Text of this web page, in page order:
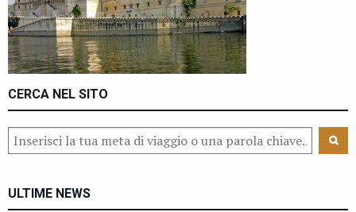
CERCA NEL SITO
ULTIME NEWS